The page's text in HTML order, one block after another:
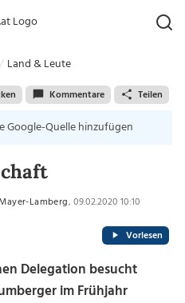
Land & Leute
Kommentare Teilen
Google-Quelle hinzufügen
Lamberg, 09.02.2020 10:10
Vorlesen
Delegation besucht
im Frühjahr